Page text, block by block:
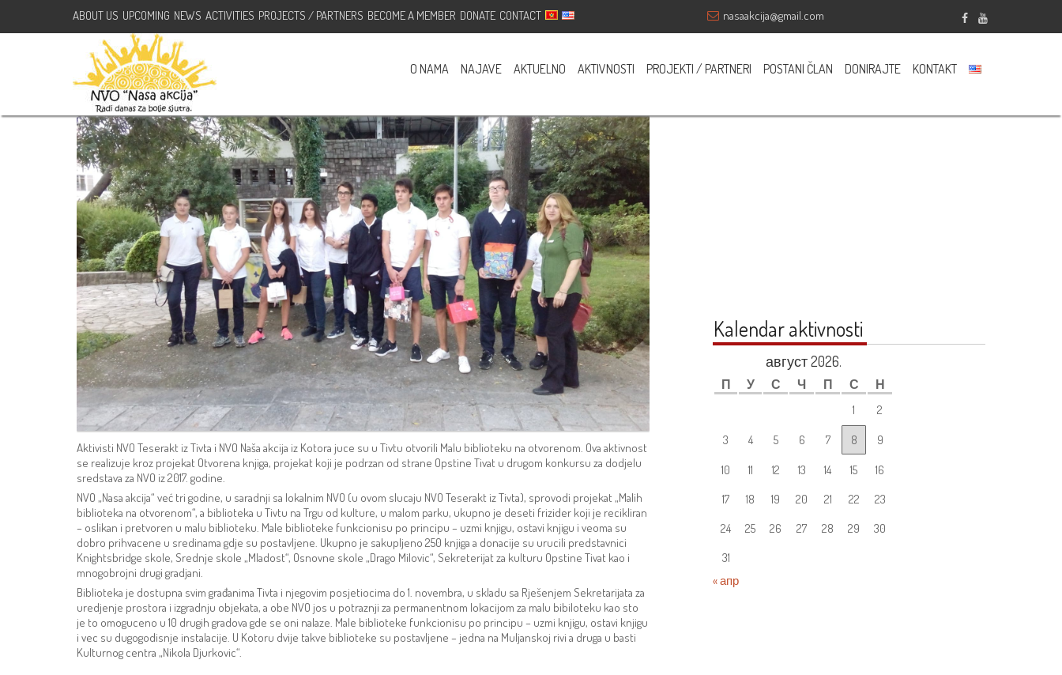
ABOUT US UPCOMING NEWS ACTIVITIES PROJECTS / PARTNERS BECOME A MEMBER DONATE CONTACT nasaakcija@gmail.com
O NAMA NAJAVE AKTUELNO AKTIVNOSTI PROJEKTI / PARTNERI POSTANI ČLAN DONIRAJTE KONTAKT
Mala bibioteka na otvorenom – Tivat
октобар 4, 2018NVO Nasa Akcija
Aktivisti NVO Teserakt iz Tivta i NVO Naša akcija iz Kotora juce su u Tivtu otvorili Malu biblioteku na otvorenom. Ova aktivnost
se realizuje kroz projekat Otvorena knjiga, projekat koji je podrzan od strane Opstine Tivat u drugom konkursu za dodjelu
sredstava za NVO iz 2017. godine.
NVO „Nasa akcija“ već tri godine, u saradnji sa lokalnim NVO (u ovom slucaju NVO Teserakt iz Tivta), sprovodi projekat „Malih
biblioteka na otvorenom“, a biblioteka u Tivtu na Trgu od kulture, u malom parku, ukupno je deseti frizider koji je recikliran
– oslikan i pretvoren u malu biblioteku. Male biblioteke funkcionisu po principu – uzmi knjigu, ostavi knjigu i veoma su
dobro prihvacene u sredinama gdje su postavljene. Ukupno je sakupljeno 250 knjiga a donacije su urucili predstavnici
Knightsbridge skole, Srednje skole „Mladost“, Osnovne skole „Drago Milovic“, Sekreterijat za kulturu Opstine Tivat kao i
mnogobrojni drugi gradjani.
Biblioteka je dostupna svim građanima Tivta i njegovim posjetiocima do 1. novembra, u skladu sa Rješenjem Sekretarijata za
uredjenje prostora i izgradnju objekata, a obe NVO jos u potraznji za permanentnom lokacijom za malu bibiloteku kao sto
je to omoguceno u 10 drugih gradova gde se oni nalaze. Male biblioteke funkcionisu po principu – uzmi knjigu, ostavi knjigu
i vec su dugogodisnje instalacije. U Kotoru dvije takve biblioteke su postavljene – jedna na Muljanskoj rivi a druga u basti
Kulturnog centra „Nikola Djurkovic“.
Kalendar aktivnosti
август 2026.
П У С Ч П С Н
1
2
3
4 5 6 7 8
9
10
11 12 13 14 15
16
17
18 19 20 21 22
23
24
25 26 27 28 29
30
31
« апр